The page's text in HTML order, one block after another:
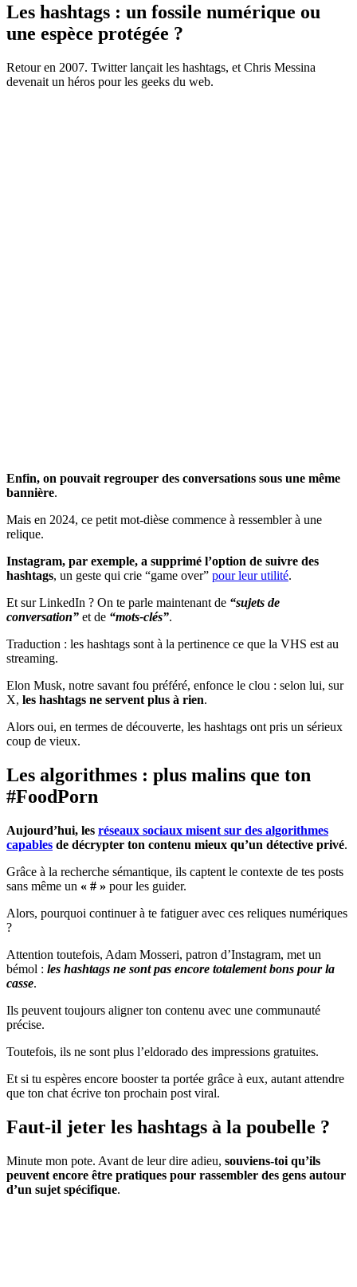
Les hashtags : un fossile numérique ou
une espèce protégée ?
Retour en 2007. Twitter lançait les hashtags, et Chris Messina
devenait un héros pour les geeks du web.
Enfin, on pouvait regrouper des conversations sous une même
bannière.
Mais en 2024, ce petit mot-dièse commence à ressembler à une
relique.
Instagram, par exemple, a supprimé l’option de suivre des
hashtags, un geste qui crie “game over” pour leur utilité.
Et sur LinkedIn ? On te parle maintenant de “sujets de
conversation” et de “mots-clés”.
Traduction : les hashtags sont à la pertinence ce que la VHS est au
streaming.
Elon Musk, notre savant fou préféré, enfonce le clou : selon lui, sur
X, les hashtags ne servent plus à rien.
Alors oui, en termes de découverte, les hashtags ont pris un sérieux
coup de vieux.
Les algorithmes : plus malins que ton
#FoodPorn
Aujourd’hui, les réseaux sociaux misent sur des algorithmes
capables de décrypter ton contenu mieux qu’un détective privé.
Grâce à la recherche sémantique, ils captent le contexte de tes posts
sans même un « # » pour les guider.
Alors, pourquoi continuer à te fatiguer avec ces reliques numériques
?
Attention toutefois, Adam Mosseri, patron d’Instagram, met un
bémol : les hashtags ne sont pas encore totalement bons pour la
casse.
Ils peuvent toujours aligner ton contenu avec une communauté
précise.
Toutefois, ils ne sont plus l’eldorado des impressions gratuites.
Et si tu espères encore booster ta portée grâce à eux, autant attendre
que ton chat écrive ton prochain post viral.
Faut-il jeter les hashtags à la poubelle ?
Minute mon pote. Avant de leur dire adieu, souviens-toi qu’ils
peuvent encore être pratiques pour rassembler des gens autour
d’un sujet spécifique.